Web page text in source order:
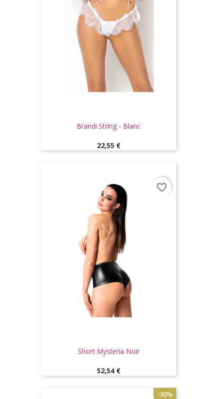
Brandi String - Blanc
Prix
22,55 €
Short Mysteria Noir
Prix
52,54 €
favorite_border
-30%